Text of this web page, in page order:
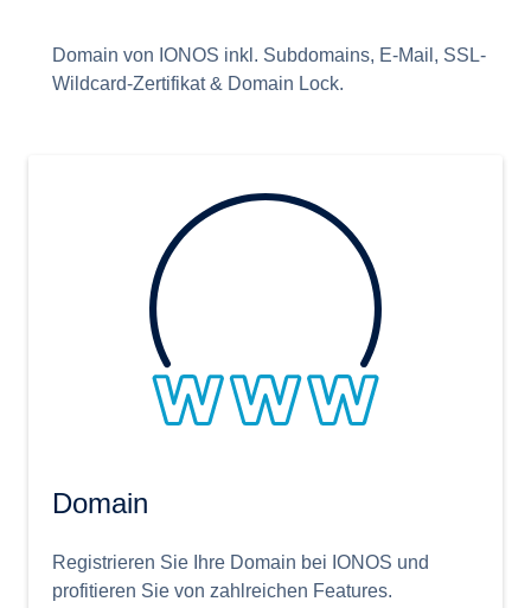
Domain von IONOS inkl. Subdomains, E-Mail, SSL-
Wildcard-Zertifikat & Domain Lock.
Domain
Registrieren Sie Ihre Domain bei IONOS und
profitieren Sie von zahlreichen Features.